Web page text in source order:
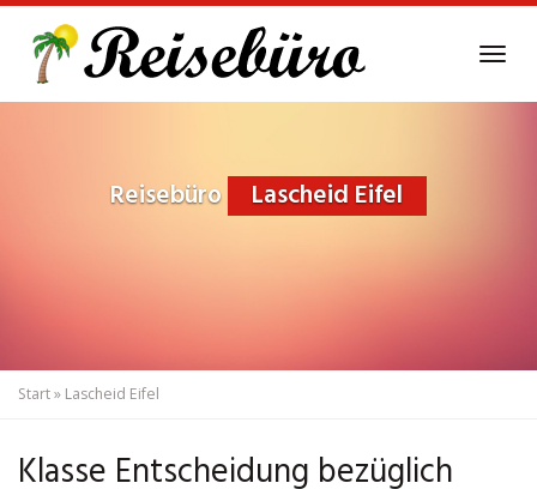
main
Reisebüro Lascheid Eifel
Start» Lascheid Eifel
Klasse Entscheidung bezüglich